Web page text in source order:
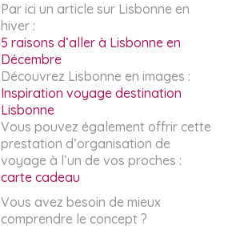
Par ici un article sur Lisbonne en
hiver :
5 raisons d’aller à Lisbonne en
Décembre
Découvrez Lisbonne en images :
Inspiration voyage destination
Lisbonne
Vous pouvez également offrir cette
prestation d’organisation de
voyage à l’un de vos proches :
carte cadeau
Vous avez besoin de mieux
comprendre le concept ?